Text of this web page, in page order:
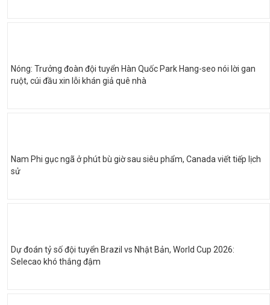
Nóng: Trưởng đoàn đội tuyển Hàn Quốc Park Hang-seo nói lời gan
ruột, cúi đầu xin lỗi khán giả quê nhà
Nam Phi gục ngã ở phút bù giờ sau siêu phẩm, Canada viết tiếp lịch
sử
Dự đoán tỷ số đội tuyển Brazil vs Nhật Bản, World Cup 2026:
Selecao khó thắng đậm